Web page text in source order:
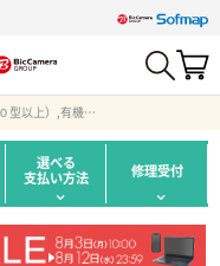
有機ＥＬテレビ（５０型以上）,有機ＥＬテレビ（６０型以上）,有機ＥＬテレビ（７０型以上）
選べる
支払い方法 修理受付